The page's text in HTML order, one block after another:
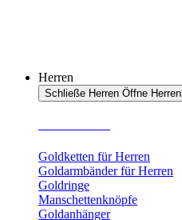
Herren
Schließe Herren Öffne Herren
Goldketten für Herren
Goldarmbänder für Herren
Goldringe
Manschettenknöpfe
Goldanhänger